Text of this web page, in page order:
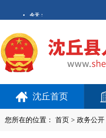
沈丘首页
您所在的位置： 首页 > 政务公开